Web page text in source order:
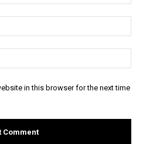
in this browser for the next time